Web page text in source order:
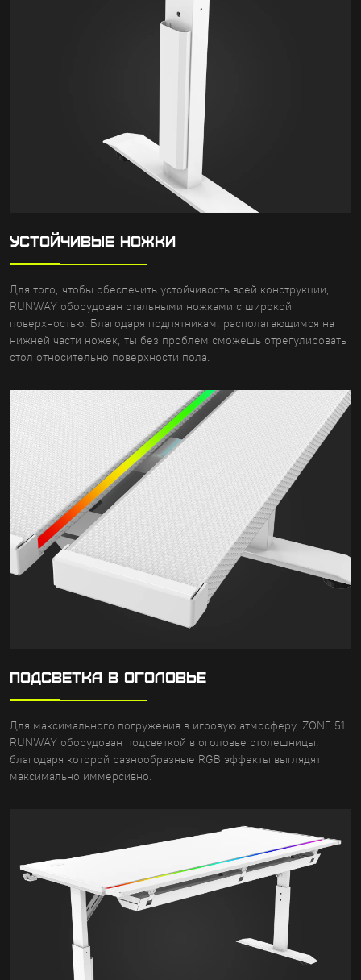
УСТОЙЧИВЫЕ НОЖКИ
Для того, чтобы обеспечить устойчивость всей конструкции,
RUNWAY оборудован стальными ножками с широкой
поверхностью. Благодаря подпятникам, располагающимся на
нижней части ножек, ты без проблем сможешь отрегулировать
стол относительно поверхности пола.
ПОДСВЕТКА В ОГОЛОВЬЕ
Для максимального погружения в игровую атмосферу, ZONE 51
RUNWAY оборудован подсветкой в оголовье столешницы,
благодаря которой разнообразные RGB эффекты выглядят
максимально иммерсивно.